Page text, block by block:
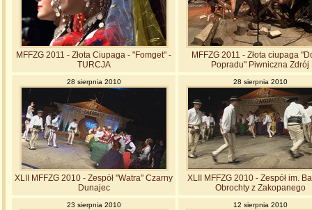
MFFZG 2011 - Złota Ciupaga - "Fomget" -
TURCJA
MFFZG 2011 - Złota ciupaga
Popradu" Piwniczna Zdrój
28 sierpnia 2010
XLII MFFZG 2010 - Zespół "Watra" Czarny
Dunajec
28 sierpnia 2010
XLII MFFZG 2010 - Zespół im.
Obrochty z Zakopanego
23 sierpnia 2010 12 sierpnia 2010